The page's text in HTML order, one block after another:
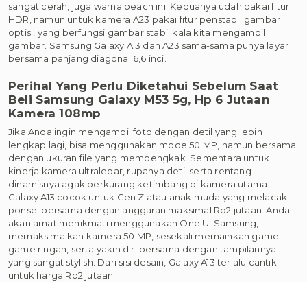
sangat cerah, juga warna peach ini. Keduanya udah pakai fitur
HDR, namun untuk kamera A23 pakai fitur penstabil gambar
optis , yang berfungsi gambar stabil kala kita mengambil
gambar. Samsung Galaxy A13 dan A23 sama-sama punya layar
bersama panjang diagonal 6,6 inci.
Perihal Yang Perlu Diketahui Sebelum Saat
Beli Samsung Galaxy M53 5g, Hp 6 Jutaan
Kamera 108mp
Jika Anda ingin mengambil foto dengan detil yang lebih
lengkap lagi, bisa menggunakan mode 50 MP, namun bersama
dengan ukuran file yang membengkak. Sementara untuk
kinerja kamera ultralebar, rupanya detil serta rentang
dinamisnya agak berkurang ketimbang di kamera utama.
Galaxy A13 cocok untuk Gen Z atau anak muda yang melacak
ponsel bersama dengan anggaran maksimal Rp2 jutaan. Anda
akan amat menikmati menggunakan One UI Samsung,
memaksimalkan kamera 50 MP, sesekali memainkan game-
game ringan, serta yakin diri bersama dengan tampilannya
yang sangat stylish. Dari sisi desain, Galaxy A13 terlalu cantik
untuk harga Rp2 jutaan.